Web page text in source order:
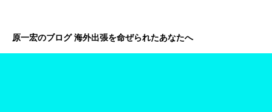
原一宏のブログ 海外出張を命ぜられたあなたへ